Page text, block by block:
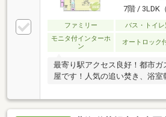
7階 / 3LDK
ファミリー バス・トイレ
モニタ付インターホ
ン
オートロック
最寄り駅アクセス良好！都市
屋です！人気の追い焚き、浴室